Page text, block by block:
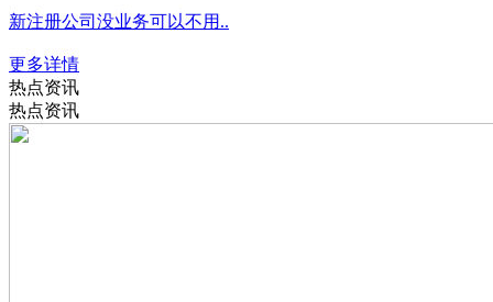
新注册公司没业务可以不用..
更多详情
热点资讯
热点资讯